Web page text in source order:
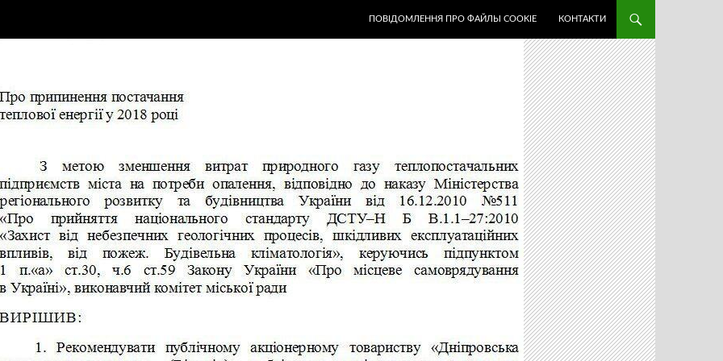
ПОВІДОМЛЕННЯ ПРО ФАЙЛЫ COOKIE КОНТАКТИ